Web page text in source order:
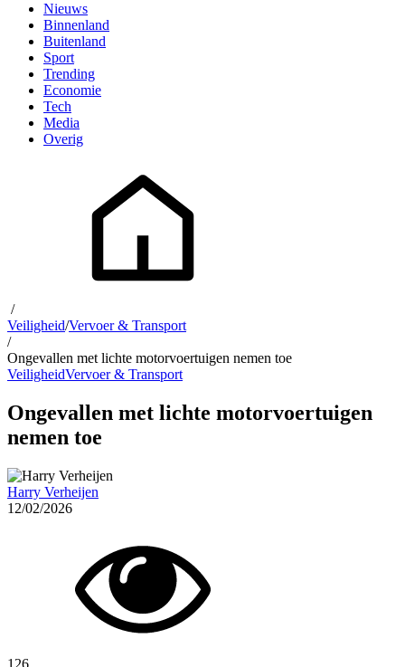
Nieuws
Binnenland
Buitenland
Sport
Trending
Economie
Tech
Media
Overig
/
Veiligheid/Vervoer & Transport
/
Ongevallen met lichte motorvoertuigen nemen toe
VeiligheidVervoer & Transport
Ongevallen met lichte motorvoertuigen
nemen toe
Harry Verheijen
12/02/2026
126